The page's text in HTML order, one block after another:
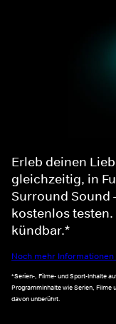
Erleb deinen
gleichzeitig, in
Surround Sound
kostenlos
kündbar.*
Noch mehr Informationen
*Serien-, Filme- und Sport-Inhalte
Programminhalte wie Serien, Filme
davon unberührt.